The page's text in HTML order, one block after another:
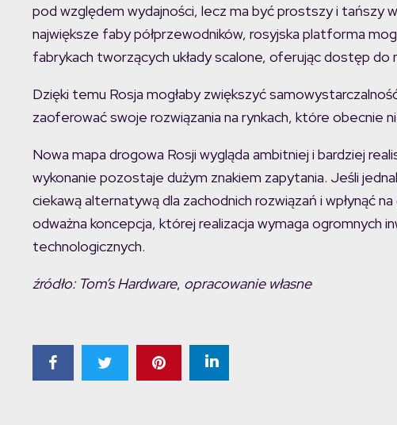
pod względem wydajności, lecz ma być prostszy i tańszy
największe faby półprzewodników, rosyjska platforma
fabrykach tworzących układy scalone, oferując dostęp
Dzięki temu Rosja mogłaby zwiększyć
zaoferować swoje rozwiązania na rynkach, które obecnie
Nowa mapa drogowa Rosji wygląda ambitniej i bardziej
wykonanie pozostaje dużym znakiem zapytania. Jeśli
ciekawą alternatywą dla zachodnich rozwiązań i wpłynąć
odważna koncepcja, której realizacja wymaga ogromnych
technologicznych.
źródło: Tom’s Hardware, opracowanie własne